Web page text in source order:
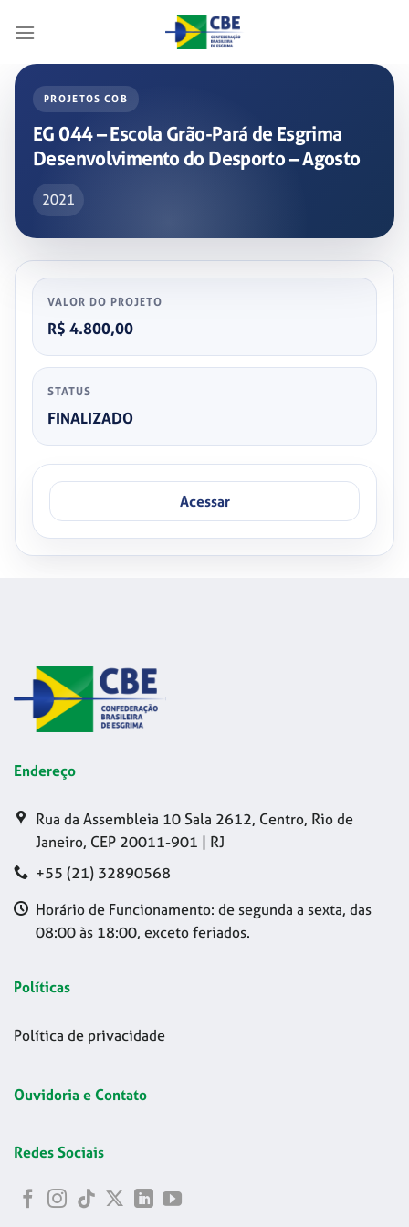
PROJETOS COB
EG 044 – Escola Grão-Pará de Esgrima
Desenvolvimento do Desporto – Agosto
2021
VALOR DO PROJETO
R$ 4.800,00
STATUS
FINALIZADO
Acessar
Endereço
Rua da Assembleia 10 Sala 2612, Centro, Rio de
Janeiro, CEP 20011-901 | RJ
+55 (21) 32890568
Horário de Funcionamento: de segunda a sexta, das
08:00 às 18:00, exceto feriados.
Políticas
Política de privacidade
Ouvidoria e Contato
Redes Sociais